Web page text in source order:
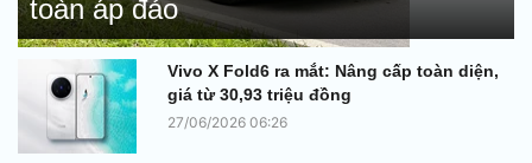
toàn áp đảo
Vivo X Fold6 ra mắt: Nâng cấp toàn diện,
giá từ 30,93 triệu đồng
27/06/2026 06:26